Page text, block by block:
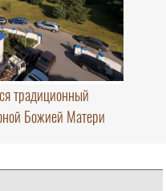
традиционный
Божией Матери